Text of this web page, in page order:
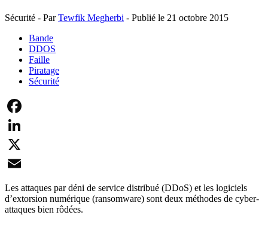
Sécurité - ParTewfik Megherbi - Publié le 21 octobre 2015
Bande
DDOS
Faille
Piratage
Sécurité
Facebook
LinkedIn
X
Email
Les attaques par déni de service distribué (DDoS) et les logiciels
d’extorsion numérique (ransomware) sont deux méthodes de cyber-
attaques bien rôdées.